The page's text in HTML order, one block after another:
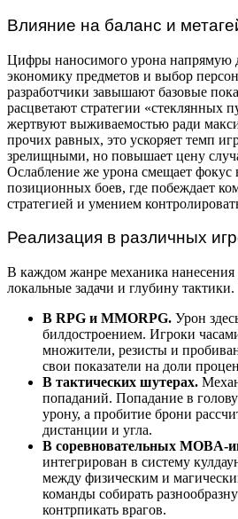
Влияние на баланс и
Цифры наносимого урона напрямую
экономику предметов и выбор
разработчики завышают базовые
расцветают стратегии «стеклянных
жертвуют выживаемостью ради
прочих равных, это ускоряет темп
зрелищными, но повышает цену
Ослабление же урона смещает фокус
позиционных боев, где побеждает
стратегией и умением
Реализация в различных
В каждом жанре механика нанесения
локальные задачи и глубину тактики.
В RPG и MMORPG. Урон
билдостроением. Игроки
множители, резисты и
свои показатели на доли
В тактических шутерах.
попаданий. Попадание в
урону, а пробитие брони
дистанции и угла.
В соревновательных MOBA-
интегрирован в систему
между физическим и
команды собирать
контрпикать врагов.